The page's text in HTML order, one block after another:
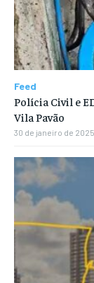
Feed
Polícia Civil e
Vila Pavão
30 de janeiro de 2025